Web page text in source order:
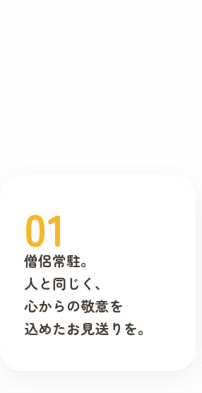
01
僧侶常駐。
人と同じく、
心からの敬意を
込めたお見送りを。